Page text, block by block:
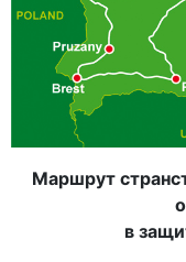
Маршрут
в